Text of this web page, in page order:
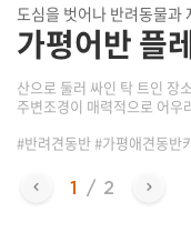
도심을 벗어나 반려동물과
가평어반 플
산으로 둘러 싸인 탁 트인 장
주변조경이 매력적으로 어우
#반려견동반 #가평애견동반